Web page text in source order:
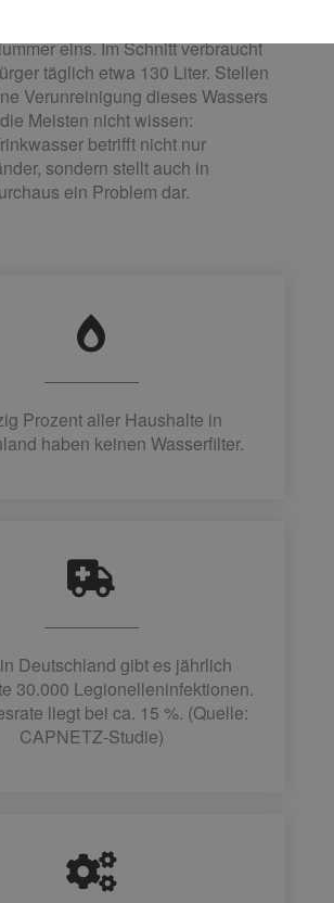
eins. Im Schnitt verbraucht
täglich etwa 130 Liter. Stellen
Verunreinigung dieses Wassers
Meisten nicht wissen:
betrifft nicht nur
sondern stellt auch in
ein Problem dar.
Prozent aller Haushalte in
haben keinen Wasserfilter.
Deutschland gibt es jährlich
30.000 Legionelleninfektionen.
liegt bei ca. 15 %. (Quelle:
CAPNETZ-Studie)